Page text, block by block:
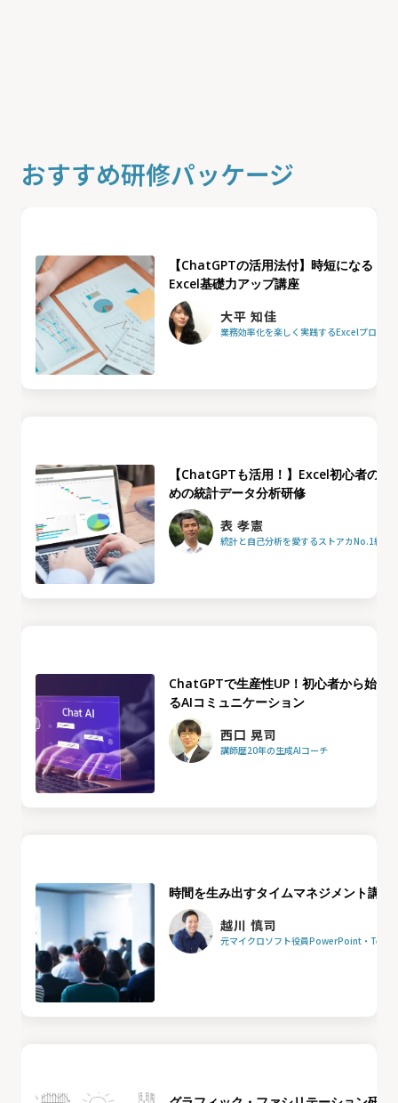
おすすめ研修パッケージ
【ChatGPTの活用法付】時短になる
Excel基礎力アップ講座
大平 知佳
業務効率化を楽しく実践するExcelプロフェ
【ChatGPTも活用！】Excel初心者のた
めの統計データ分析研修
表 孝憲
統計と自己分析を愛するストアカNo.1統計
ChatGPTで生産性UP！初心者から始め
るAIコミュニケーション
西口 晃司
講師歴20年の生成AIコーチ
時間を生み出すタイムマネジメント講座
越川 慎司
元マイクロソフト役員PowerPoint・